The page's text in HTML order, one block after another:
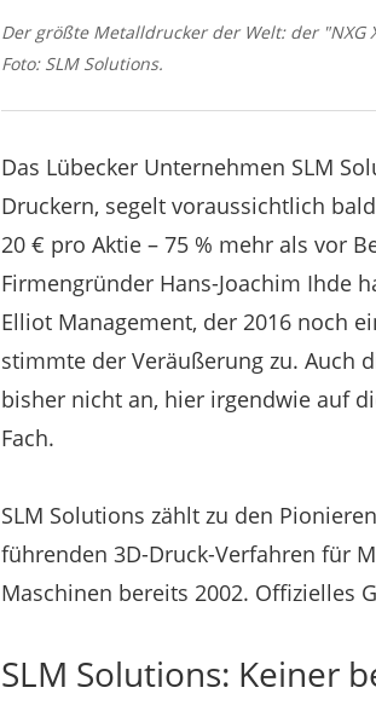
Der größte Metalldrucker der Welt: der "NXG
Foto: SLM Solutions.
Das Lübecker Unternehmen SLM
Druckern, segelt voraussichtlich
20 € pro Aktie – 75 % mehr als vor
Firmengründer Hans-Joachim Ihde
Elliot Management, der 2016 noch
stimmte der Veräußerung zu. Auch
bisher nicht an, hier irgendwie auf
Fach.
SLM Solutions zählt zu den
führenden 3D-Druck-Verfahren für
Maschinen bereits 2002. Offizielles
SLM Solutions: Keiner